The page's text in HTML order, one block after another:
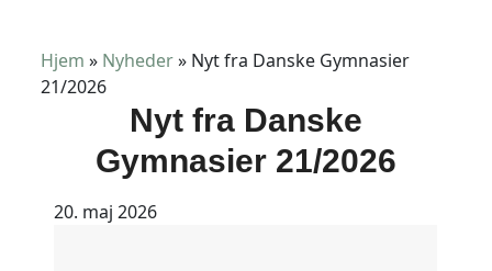
Hjem » Nyheder» Nyt fra Danske Gymnasier
21/2026
Nyt fra Danske
Gymnasier 21/2026
20. maj 2026